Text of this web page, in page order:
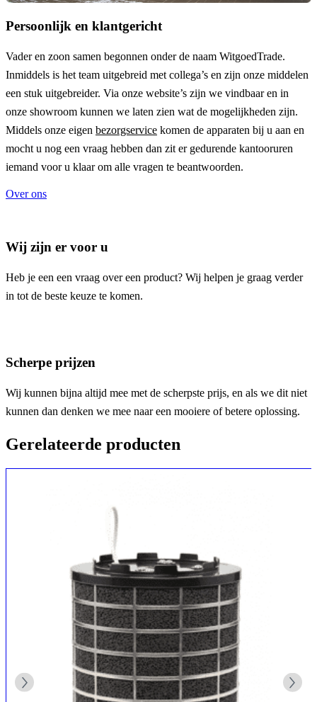
Persoonlijk en klantgericht
Vader en zoon samen begonnen onder de naam WitgoedTrade.
Inmiddels is het team uitgebreid met collega’s en zijn onze middelen
een stuk uitgebreider. Via onze website’s zijn we vindbaar en in
onze showroom kunnen we laten zien wat de mogelijkheden zijn.
Middels onze eigen bezorgservice komen de apparaten bij u aan en
mocht u nog een vraag hebben dan zit er gedurende kantooruren
iemand voor u klaar om alle vragen te beantwoorden.
Over ons
Wij zijn er voor u
Heb je een een vraag over een product? Wij helpen je graag verder
in tot de beste keuze te komen.
Scherpe prijzen
Wij kunnen bijna altijd mee met de scherpste prijs, en als we dit niet
kunnen dan denken we mee naar een mooiere of betere oplossing.
Gerelateerde producten